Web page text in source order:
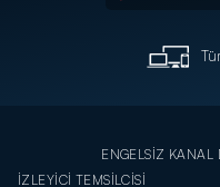
ENGELSİZ KANAL
İZLEYİCİ TEMSİLCİSİ